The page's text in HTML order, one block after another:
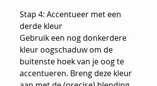
Stap 4: Accentueer met een
derde kleur
Gebruik een nog donkerdere
kleur oogschaduw om de
buitenste hoek van je oog te
accentueren. Breng deze kleur